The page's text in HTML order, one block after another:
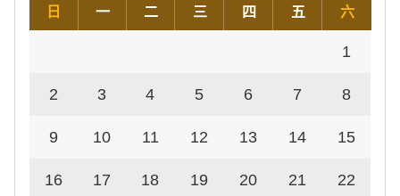
日 一 二 三 四 五 六
1
2 3 4 5 6 7 8
9 10 11 12 13 14 15
16 17 18 19 20 21 22